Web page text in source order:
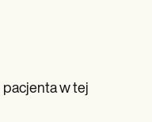
w tej